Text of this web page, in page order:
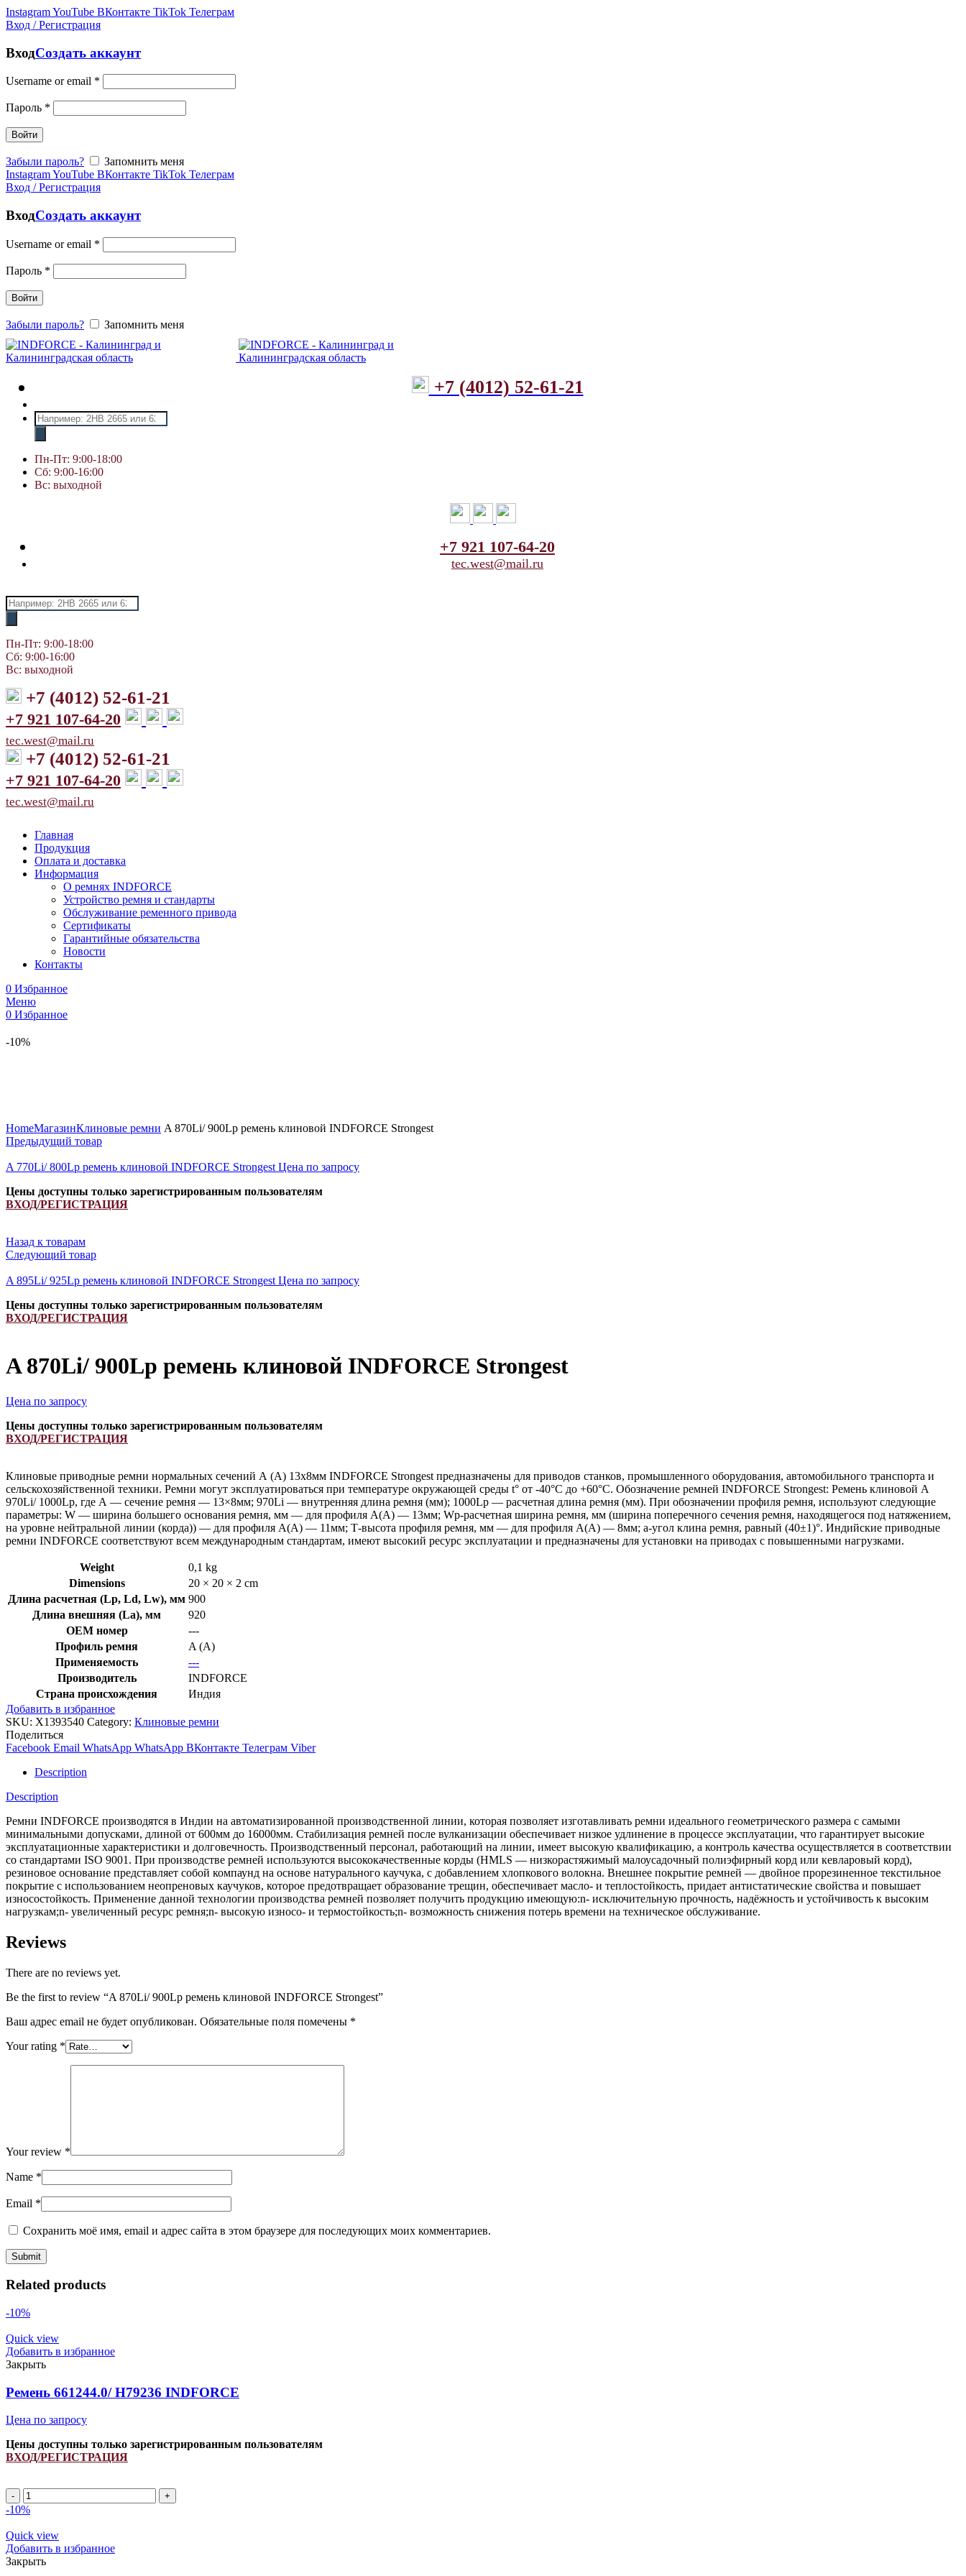
InstagramYouTube ВКонтакте TikTok Телеграм
Вход / Регистрация
ВходСоздать аккаунт
Username or email *
Пароль *
Войти
Забыли пароль?
Запомнить меня
InstagramYouTube ВКонтакте TikTok Телеграм
Вход / Регистрация
ВходСоздать аккаунт
Username or email *
Пароль *
Войти
Забыли пароль? Запомнить меня
+7 (4012) 52-61-21
Поиск
товаров
Пн-Пт: 9:00-18:00
Сб: 9:00-16:00
Вс: выходной
+7 921 107-64-20
tec.west@mail.ru
Поиск
товаров
Пн-Пт: 9:00-18:00
Сб: 9:00-16:00
Вс: выходной
+7 (4012) 52-61-21
+7 921 107-64-20
tec.west@mail.ru
+7 (4012) 52-61-21
+7 921 107-64-20
tec.west@mail.ru
Главная
Продукция
Оплата и доставка
Информация
О ремнях INDFORCE
Устройство ремня и стандарты
Обслуживание ременного привода
Сертификаты
Гарантийные обязательства
Новости
Контакты
0 Избранное
Меню
0 Избранное
-10%
HomeМагазинКлиновые ремни A 870Li/ 900Lp ремень клиновой INDFORCE Strongest
Предыдущий товар
A 770Li/ 800Lp ремень клиновой INDFORCE Strongest Цена по запросу
Цены доступны только зарегистрированным пользователям
ВХОД/РЕГИСТРАЦИЯ
Назад к товарам
Следующий товар
A 895Li/ 925Lp ремень клиновой INDFORCE Strongest Цена по запросу
Цены доступны только зарегистрированным пользователям
ВХОД/РЕГИСТРАЦИЯ
A 870Li/ 900Lp ремень клиновой INDFORCE Strongest
Цена по запросу
Цены доступны только зарегистрированным пользователям
ВХОД/РЕГИСТРАЦИЯ
Клиновые приводные ремни нормальных сечений А (А) 13х8мм INDFORCE Strongest предназначены для приводов станков, промышленного оборудования, автомобильного транспорта и
сельскохозяйственной техники. Ремни могут эксплуатироваться при температуре окружающей среды t° от -40°С до +60°С. Обозначение ремней INDFORCE Strongest: Ремень клиновой А
970Li/ 1000Lp, где А — сечение ремня — 13×8мм; 970Li — внутренняя длина ремня (мм); 1000Lp — расчетная длина ремня (мм). При обозначении профиля ремня, используют следующие
параметры: W — ширина большего основания ремня, мм — для профиля А(А) — 13мм; Wp-расчетная ширина ремня, мм (ширина поперечного сечения ремня, находящегося под натяжением,
на уровне нейтральной линии (корда)) — для профиля А(А) — 11мм; Т-высота профиля ремня, мм — для профиля А(А) — 8мм; a-угол клина ремня, равный (40±1)°. Индийские приводные
ремни INDFORCE соответствуют всем международным стандартам, имеют высокий ресурс эксплуатации и предназначены для установки на приводах с повышенными нагрузками.
Weight
0,1 kg
Dimensions
20 × 20 × 2 cm
Длина расчетная (Lp, Ld, Lw), мм 900
Длина внешняя (La), мм
920
OEM номер
---
Профиль ремня
A (A)
Применяемость
---
Производитель
INDFORCE
Страна происхождения
Индия
Добавить в избранное
SKU: X1393540 Category: Клиновые ремни
Поделиться
Facebook Email WhatsApp WhatsApp ВКонтакте Телеграм Viber
Description
Description
Ремни INDFORCE производятся в Индии на автоматизированной производственной линии, которая позволяет изготавливать ремни идеального геометрического размера с самыми
минимальными допусками, длиной от 600мм до 16000мм. Стабилизация ремней после вулканизации обеспечивает низкое удлинение в процессе эксплуатации, что гарантирует высокие
эксплуатационные характеристики и долговечность. Производственный персонал, работающий на линии, имеет высокую квалификацию, а контроль качества осуществляется в соответствии
со стандартами ISO 9001. При производстве ремней используются высококачественные корды (HMLS — низкорастяжимый малоусадочный полиэфирный корд или кевларовый корд),
резиновое основание представляет собой компаунд на основе натурального каучука, с добавлением хлопкового волокна. Внешнее покрытие ремней — двойное прорезиненное текстильное
покрытие с использованием неопреновых каучуков, которое предотвращает образование трещин, обеспечивает масло- и теплостойкость, придает антистатические свойства и повышает
износостойкость. Применение данной технологии производства ремней позволяет получить продукцию имеющую:n- исключительную прочность, надёжность и устойчивость к высоким
нагрузкам;n- увеличенный ресурс ремня;n- высокую износо- и термостойкость;n- возможность снижения потерь времени на техническое обслуживание.
Reviews
There are no reviews yet.
Be the first to review “A 870Li/ 900Lp ремень клиновой INDFORCE Strongest”
Ваш адрес email не будет опубликован. Обязательные поля помечены *
Your rating *
Your review *
Name *
Email *
Сохранить моё имя, email и адрес сайта в этом браузере для последующих моих комментариев.
Related products
-10%
Quick view
Добавить в избранное
Закрыть
Ремень 661244.0/ H79236 INDFORCE
Цена по запросу
Цены доступны только зарегистрированным пользователям
ВХОД/РЕГИСТРАЦИЯ
Ремень
661244.0/
INDFORCE
quantity
-10%
Quick view
Добавить в избранное
Закрыть